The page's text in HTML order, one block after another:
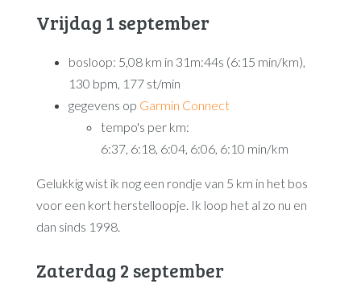
Vrijdag 1 september
bosloop: 5,08 km in 31m:44s (6:15 min/km),
130 bpm, 177 st/min
gegevens op Garmin Connect
tempo's per km:
6:37, 6:18, 6:04, 6:06, 6:10 min/km
Gelukkig wist ik nog een rondje van 5 km in het bos
voor een kort herstelloopje. Ik loop het al zo nu en
dan sinds 1998.
Zaterdag 2 september